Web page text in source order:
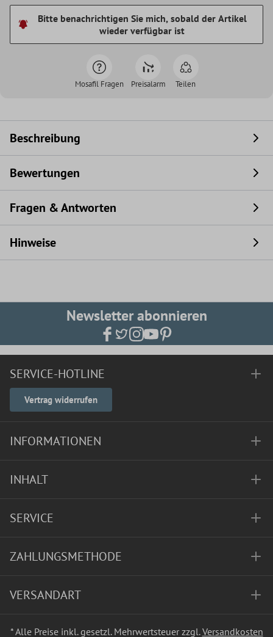
Bitte benachrichtigen Sie mich, sobald der Artikel
wieder verfügbar ist
Mosafil Fragen Preisalarm Teilen
Beschreibung
Bewertungen
Fragen & Antworten
Hinweise
Newsletter abonnieren
SERVICE-HOTLINE
Vertrag widerrufen
INFORMATIONEN
INHALT
SERVICE
ZAHLUNGSMETHODE
VERSANDART
* Alle Preise inkl. gesetzl. Mehrwertsteuer zzgl.Versandkosten